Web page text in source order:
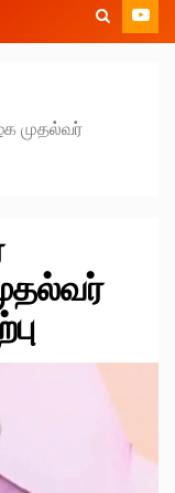
முதல்வர்